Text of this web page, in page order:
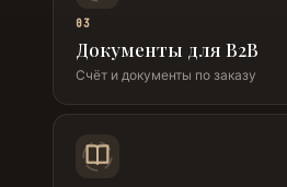
03
Документы для B2B
Счёт и документы по заказу